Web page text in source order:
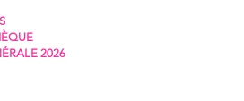
2026